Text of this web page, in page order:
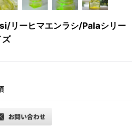
リーヒマエンラシ/Palaシリー